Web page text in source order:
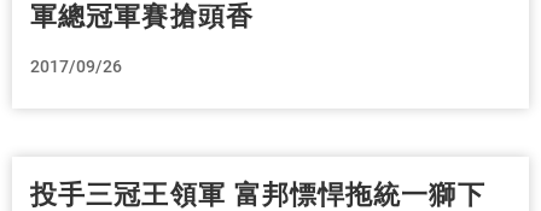
軍總冠軍賽搶頭香
2017/09/26
投手三冠王領軍 富邦慓悍拖統一獅下